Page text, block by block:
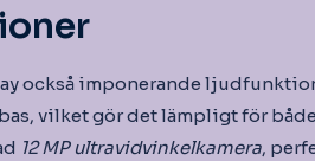
också imponerande
vilket gör det lämpligt för
12 MP ultravidvinkelkamera,